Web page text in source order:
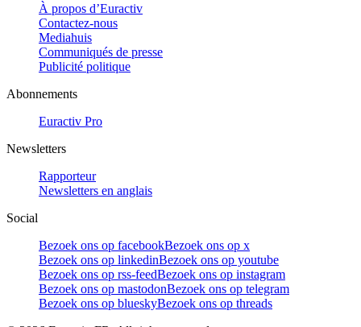
À propos d’Euractiv
Contactez-nous
Mediahuis
Communiqués de presse
Publicité politique
Abonnements
Euractiv Pro
Newsletters
Rapporteur
Newsletters en anglais
Social
Bezoek ons op facebookBezoek ons op x
Bezoek ons op linkedinBezoek ons op youtube
Bezoek ons op rss-feedBezoek ons op instagram
Bezoek ons op mastodonBezoek ons op telegram
Bezoek ons op blueskyBezoek ons op threads